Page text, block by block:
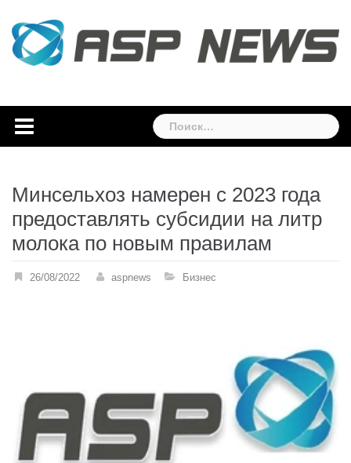
content
Найти:
Минсельхоз намерен с 2023 года
предоставлять субсидии на литр
молока по новым правилам
26/08/2022 aspnews Бизнес